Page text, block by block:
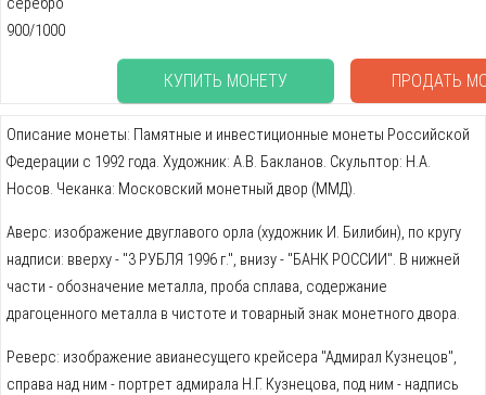
900/1000
КУПИТЬ МОНЕТУ ПРОДАТЬ
Описание монеты: Памятные и инвестиционные монеты Российской
Федерации с 1992 года. Художник: А.В. Бакланов. Скульптор: Н.А.
Носов. Чеканка: Московский монетный двор (ММД).
Аверс: изображение двуглавого орла (художник И. Билибин), по кругу
надписи: вверху - "3 РУБЛЯ 1996 г.", внизу - "БАНК РОССИИ". В нижней
части - обозначение металла, проба сплава, содержание
драгоценного металла в чистоте и товарный знак монетного двора.
Реверс: изображение авианесущего крейсера "Адмирал Кузнецов",
справа над ним - портрет адмирала Н.Г. Кузнецова, под ним - надпись